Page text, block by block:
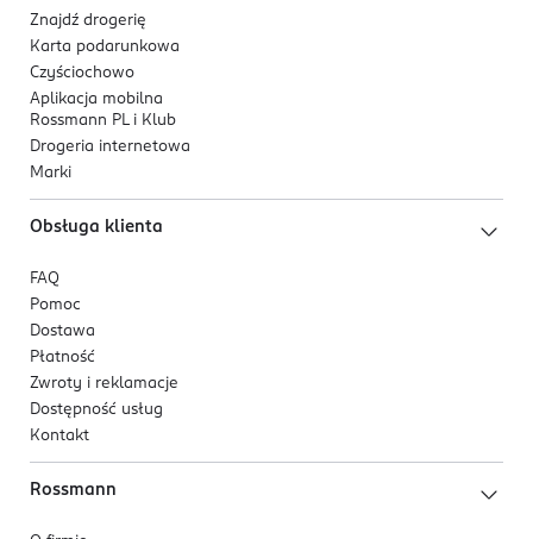
Znajdź drogerię
Karta podarunkowa
Czyściochowo
Aplikacja mobilna
Rossmann PL i Klub
Drogeria internetowa
Marki
Obsługa klienta
FAQ
Pomoc
Dostawa
Płatność
Zwroty i reklamacje
Dostępność usług
Kontakt
Rossmann